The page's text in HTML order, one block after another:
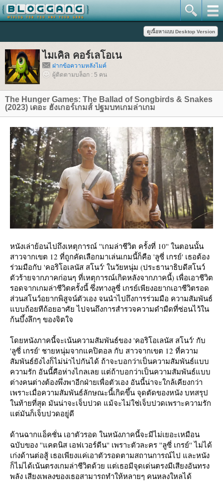
ไมเคิล คอร์เลโอเน
ฝากข้อความหลังไมค์
ผู้ติดตามบล็อก : 5 คน
The Hunger Games: The Ballad of Songbirds & Snakes
(2023) เดอะ ฮังเกอร์เกมส์ ปฐมบทเกมล่าเกม
หนังเล่าย้อนไปถึงเหตุการณ์ ''เกมล่าชีวิต ครั้งที่ 10'' ในตอนนั้น
สาวจากเขต 12 ที่ถูกคัดเลือกมาเล่นเกมนี้ก็คือ 'ลูซี่ เกรย์' เธอต้อง
ร่วมมือกับ 'คอริโอเลนัส สโนว์' ในวัยหนุ่ม (ประธานาธิบดีสโนว์
ตัวร้ายจากภาคก่อนๆ ที่เหตุการณ์เกิดหลังจากภาคนี้) เพื่อเอาชีวิต
รอดจากเกมล่าชีวิตครั้งนี้ ซึ่งทางลูซี่ เกรย์เพียงอยากเอาชีวิตรอด
ส่วนสโนว์อยากพิสูจน์ตัวเอง จนนำไปถึงการร่วมมือ ความสัมพันธ์
บบถ้อยทีถ้อยอาศัย ไปจนถึงการสำรวจความดำมืดที่ซ่อนไว้ใน
ก้นบึ้งลึกๆ ของจิตใจ
ดยหนังภาคนี้จะเน้นความสัมพันธ์ของ 'คอริโอเลนัส สโนว์' กับ
'ลูซี่ เกรย์' ชายหนุ่มจากแคปิตอล กับ สาวจากเขต 12 ที่ความ
สัมพันธ์ยังไงก็ไม่น่าไปกันได้ ถ้าจะบอกว่าเป็นความสัมพันธ์แบบ
ความรัก อันนี้คือห่างไกลเลย แต่ถ้าบอกว่าเป็นความสัมพันธ์แบบ
ต่างคนต่างต้องพึ่งพาอีกฝ่ายเพื่อตัวเอง อันนี้น่าจะใกล้เคียงกว่า
เพราะเมื่อความสัมพันธ์ลักษณะนี้เกิดขึ้น จุดตัดของหนัง บทสรุป
นท้ายที่สุด มันน่าจะเจ็บปวด แม้จะไม่ใช่เจ็บปวดเพราะความรัก
ต่มันก็เจ็บปวดอยู่ดี
ด้านฉากแอ็คชั่น เอาตัวรอด ในหนังภาคนี้จะมีไม่เยอะเหมือน
ฉบับของ ''แคตนิส เอฟเวอร์ดีน'' เพราะตัวละคร ''ลูซี่ เกรย์'' ไม่ได้
เก่งด้านต่อสู้ เธอเพียงแค่เอาตัวรอดตามสถานการณ์ไป และหนัง
ก็ไม่ได้เน้นตรงเกมล่าชีวิตด้วย แต่เธอมีจุดเด่นตรงมีเสียงอันทรง
พลัง เสียงเพลงของเธอสามารถทำให้หลายๆ คนหลงใหลได้